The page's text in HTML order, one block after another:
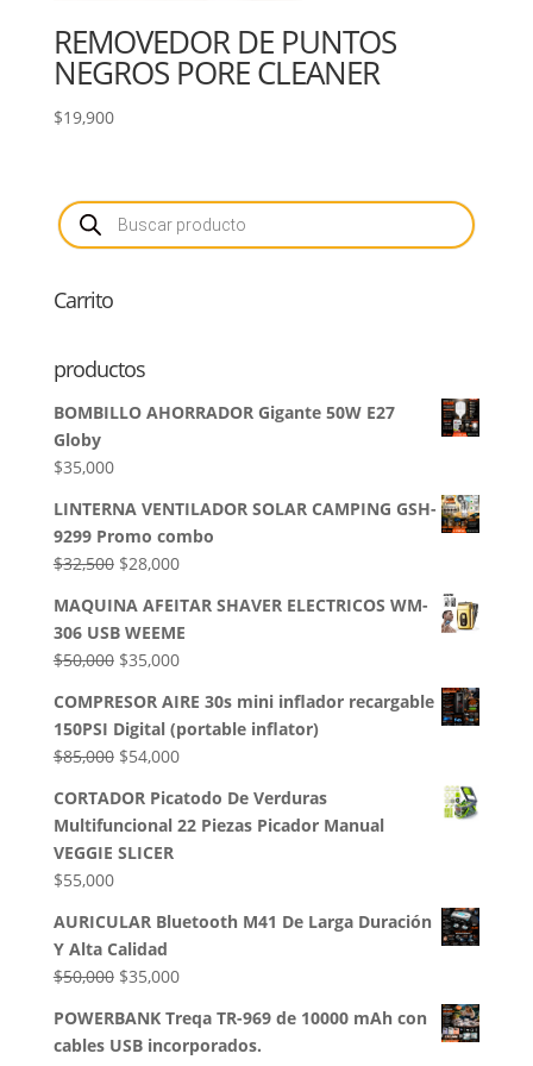
REMOVEDOR DE PUNTOS
NEGROS PORE CLEANER
$19,900
Búsqueda
de
productos
Carrito
productos
BOMBILLO AHORRADOR Gigante 50W E27
Globy
$35,000
LINTERNA VENTILADOR SOLAR CAMPING GSH-
9299 Promo combo
$32,500 El
original
era:
$32,500.
$28,000El
actual
es:
$28,000.
MAQUINA AFEITAR SHAVER ELECTRICOS WM-
306 USB WEEME
$50,000 El
original
era:
$50,000.
$35,000El
actual
es:
$35,000.
COMPRESOR AIRE 30s mini inflador recargable
150PSI Digital (portable inflator)
$85,000 El
original
era:
$85,000.
$54,000El
actual
es:
CORTADOR Picatodo De Verduras
Multifuncional 22 Piezas Picador Manual
VEGGIE SLICER
$55,000
AURICULAR Bluetooth M41 De Larga Duración
Y Alta Calidad
$50,000 El
original
era:
$35,000El
actual
es:
POWERBANK Treqa TR-969 de 10000 mAh con
cables USB incorporados.